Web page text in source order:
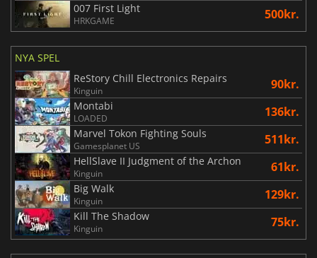
007 First Light
HRKGAME 500kr.
NYA SPEL
ReStory Chill Electronics Repairs
Kinguin 90kr.
Montabi
LOADED 136kr.
Marvel Tokon Fighting Souls
Gamesplanet US 511kr.
HellSlave II Judgment of the Archon
Kinguin 61kr.
Big Walk
Kinguin 129kr.
Kill The Shadow
Kinguin 75kr.